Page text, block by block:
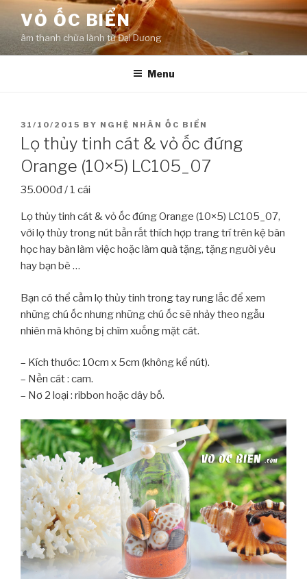
content
VỎ ỐC BIỂN
âm thanh chữa lành từ Đại Dương
Menu
POSTED
ON
31/10/2015 BY NGHỆ NHÂN ỐC BIỂN
Lọ thủy tinh cát & vỏ ốc đứng
Orange (10×5) LC105_07
35.000đ / 1 cái
Lọ thủy tinh cát & vỏ ốc đứng Orange (10×5) LC105_07,
với lọ thủy trong nút bần rất thích hợp trang trí trên kệ bàn
học hay bàn làm việc hoặc làm quà tặng, tặng người yêu
hay bạn bè …
Bạn có thể cầm lọ thủy tinh trong tay rung lắc để xem
những chú ốc nhưng những chú ốc sẽ nhảy theo ngẫu
nhiên mà không bị chìm xuống mặt cát.
– Kích thước: 10cm x 5cm (không kể nút).
– Nền cát : cam.
– Nơ 2 loại : ribbon hoặc dây bố.